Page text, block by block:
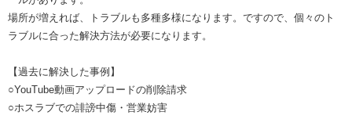
場所が増えれば、トラブルも多種多様になります。ですので、個々のト
ラブルに合った解決方法が必要になります。
【過去に解決した事例】
○YouTube動画アップロードの削除請求
○ホスラブでの誹謗中傷・営業妨害